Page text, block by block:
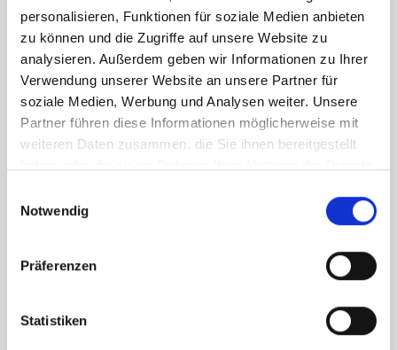
personalisieren, Funktionen für soziale Medien anbieten
zu können und die Zugriffe auf unsere Website zu
analysieren. Außerdem geben wir Informationen zu Ihrer
Verwendung unserer Website an unsere Partner für
soziale Medien, Werbung und Analysen weiter. Unsere
Partner führen diese Informationen möglicherweise mit
weiteren Daten zusammen, die Sie ihnen bereitgestellt
Notwendig
Präferenzen
Statistiken
Prüfen Sie die Unterlagen, die Ihnen direkt im
Anschluss Ihrer Investition per E-Mail zugesendet
werden.
Erhalten Sie Ihr Geld inklusive attraktiver Rendite